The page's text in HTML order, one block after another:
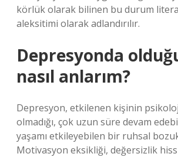
körlük olarak bilinen bu durum
aleksitimi olarak adlandırılır.
Depresyonda
nasıl anlarım?
Depresyon, etkilenen kişinin
olmadığı, çok uzun süre devam
yaşamı etkileyebilen bir ruhsal
Motivasyon eksikliği, değersizlik